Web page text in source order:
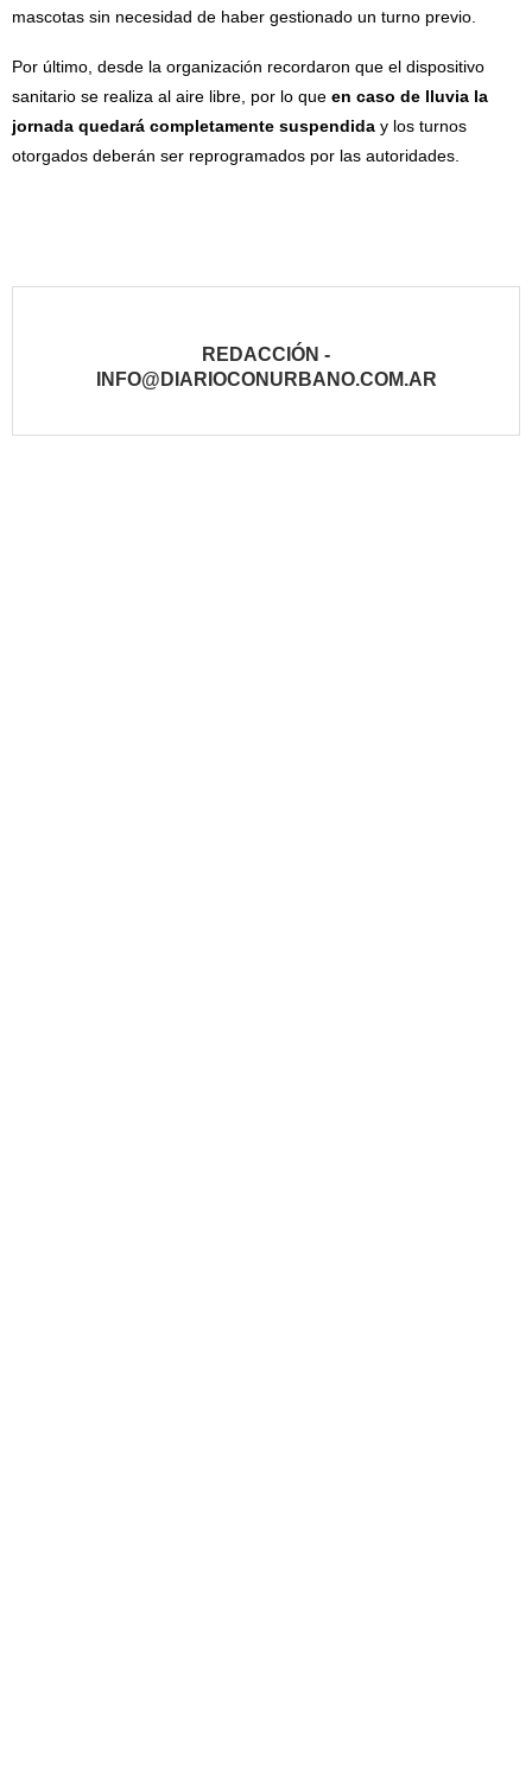
mascotas sin necesidad de haber gestionado un turno previo.
Por último, desde la organización recordaron que el dispositivo
sanitario se realiza al aire libre, por lo que en caso de lluvia la
jornada quedará completamente suspendida y los turnos
otorgados deberán ser reprogramados por las autoridades.
REDACCIÓN -
INFO@DIARIOCONURBANO.COM.AR